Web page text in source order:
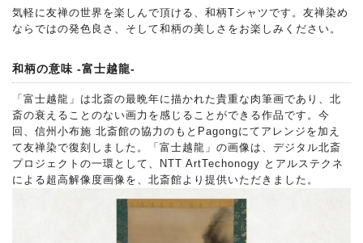
気軽に友禅の世界を楽しんで頂ける、和柄Tシャツです。友禅染め
ならではの発色良さ、そして和柄の美しさをお楽しみください。
和柄の意味 -富士越龍-
「富士越龍」は北斎の最晩年に描かれた貴重な肉筆画であり、北
斎の衰えることのない画力を感じることができる作品です。今
回、信州小布施 北斎館の協力のもとPagongにてアレンジを加え
て友禅染で復刻しました。「富士越龍」の画像は、デジタル北斎
プロジェクトの一環として、NTT ArtTechonogy とアルステクネ
による超高解像度画像を、北斎館より提供いただきました。